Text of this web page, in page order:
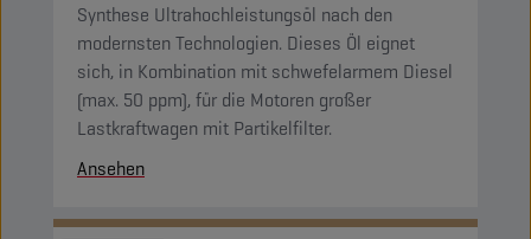
Synthese Ultrahochleistungsöl nach den
modernsten Technologien. Dieses Öl eignet
sich, in Kombination mit schwefelarmem Diesel
(max. 50 ppm), für die Motoren großer
Lastkraftwagen mit Partikelfilter.
Ansehen